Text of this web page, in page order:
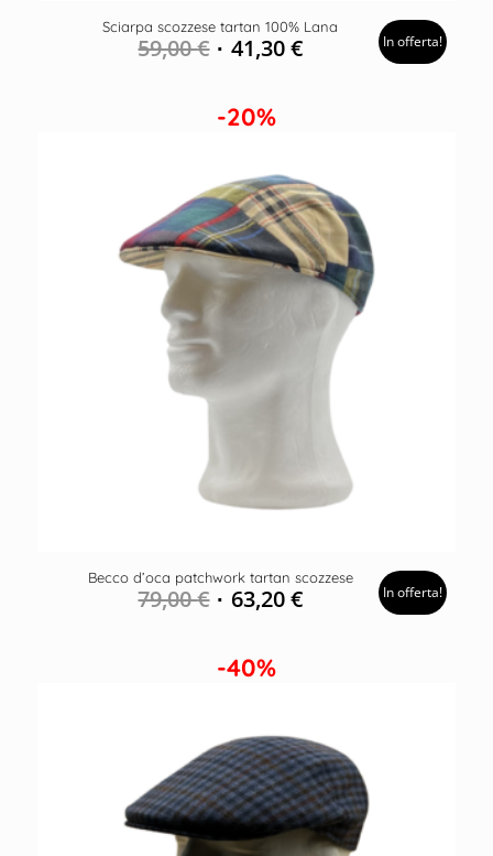
Sciarpa scozzese tartan 100% Lana
59,00€ 41,30€ In offerta!
-20%
Becco d’oca patchwork tartan scozzese
79,00€ 63,20€ In offerta!
-40%